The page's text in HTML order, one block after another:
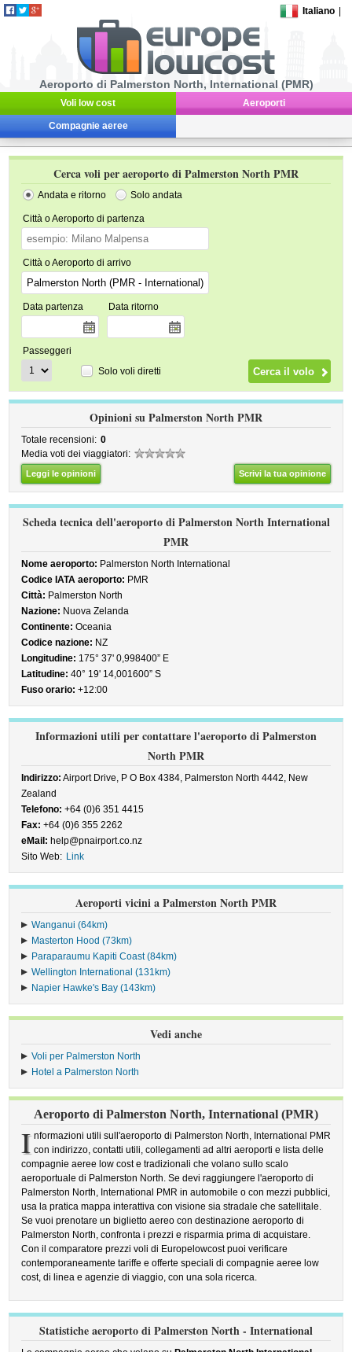
Italiano
Aeroporto di Palmerston North, International (PMR)
Voli low cost Aeroporti
Compagnie aeree
Cerca voli per aeroporto di Palmerston North PMR
Andata e ritorno Solo andata
Città o Aeroporto di partenza
Città o Aeroporto di arrivo
Data partenza Data ritorno
Passeggeri
Solo voli diretti
Opinioni su Palmerston North PMR
Totale recensioni: 0
Media voti dei viaggiatori:
Leggi le opinioni Scrivi la tua opinione
Scheda tecnica dell'aeroporto di Palmerston North International
PMR
Nome aeroporto: Palmerston North International
Codice IATA aeroporto: PMR
Città: Palmerston North
Nazione: Nuova Zelanda
Continente: Oceania
Codice nazione: NZ
Longitudine: 175° 37' 0,998400” E
Latitudine: 40° 19' 14,001600” S
Fuso orario: +12:00
Informazioni utili per contattare l'aeroporto di Palmerston
North PMR
Indirizzo: Airport Drive, P O Box 4384, Palmerston North 4442, New
Zealand
Telefono: +64 (0)6 351 4415
Fax: +64 (0)6 355 2262
eMail: help@pnairport.co.nz
Sito Web: Link
Aeroporti vicini a Palmerston North PMR
Wanganui (64km)
Masterton Hood (73km)
Paraparaumu Kapiti Coast (84km)
Wellington International (131km)
Napier Hawke's Bay (143km)
Vedi anche
Voli per Palmerston North
Hotel a Palmerston North
Aeroporto di Palmerston North, International (PMR)
I nformazioni utili sull'aeroporto di Palmerston North, International PMR
con indirizzo, contatti utili, collegamenti ad altri aeroporti e lista delle
compagnie aeree low cost e tradizionali che volano sullo scalo
aeroportuale di Palmerston North. Se devi raggiungere l'aeroporto di
Palmerston North, International PMR in automobile o con mezzi pubblici,
usa la pratica mappa interattiva con visione sia stradale che satellitale.
Se vuoi prenotare un biglietto aereo con destinazione aeroporto di
Palmerston North, confronta i prezzi e risparmia prima di acquistare.
Con il comparatore prezzi voli di Europelowcost puoi verificare
contemporaneamente tariffe e offerte speciali di compagnie aeree low
cost, di linea e agenzie di viaggio, con una sola ricerca.
Statistiche aeroporto di Palmerston North - International